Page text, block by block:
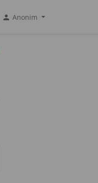
person Anonim